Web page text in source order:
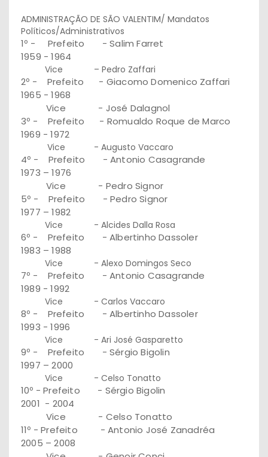
ADMINISTRAÇÃO DE SÃO VALENTIM/ Mandatos
Políticos/Administrativos
1º - Prefeito - Salim Farret
1959 - 1964
Vice – Pedro Zaffari
2º - Prefeito - Giacomo Domenico Zaffari
1965 - 1968
Vice - José Dalagnol
3º - Prefeito - Romualdo Roque de Marco
1969 - 1972
Vice - Augusto Vaccaro
4º - Prefeito - Antonio Casagrande
1973 – 1976
Vice - Pedro Signor
5º - Prefeito - Pedro Signor
1977 – 1982
Vice - Alcides Dalla Rosa
6º - Prefeito - Albertinho Dassoler
1983 – 1988
Vice - Alexo Domingos Seco
7º - Prefeito - Antonio Casagrande
1989 - 1992
Vice - Carlos Vaccaro
8º - Prefeito - Albertinho Dassoler
1993 - 1996
Vice - Ari José Gasparetto
9º - Prefeito - Sérgio Bigolin
1997 – 2000
Vice - Celso Tonatto
10º - Prefeito - Sérgio Bigolin
2001 - 2004
Vice - Celso Tonatto
11º - Prefeito - Antonio José Zanadréa
2005 – 2008